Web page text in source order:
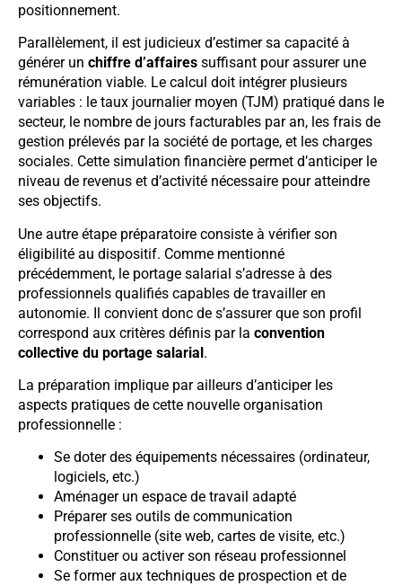
positionnement.
Parallèlement, il est judicieux d’estimer sa capacité à
générer un chiffre d’affaires suffisant pour assurer une
rémunération viable. Le calcul doit intégrer plusieurs
variables : le taux journalier moyen (TJM) pratiqué dans le
secteur, le nombre de jours facturables par an, les frais de
gestion prélevés par la société de portage, et les charges
sociales. Cette simulation financière permet d’anticiper le
niveau de revenus et d’activité nécessaire pour atteindre
ses objectifs.
Une autre étape préparatoire consiste à vérifier son
éligibilité au dispositif. Comme mentionné
précédemment, le portage salarial s’adresse à des
professionnels qualifiés capables de travailler en
autonomie. Il convient donc de s’assurer que son profil
correspond aux critères définis par la convention
collective du portage salarial.
La préparation implique par ailleurs d’anticiper les
aspects pratiques de cette nouvelle organisation
professionnelle :
Se doter des équipements nécessaires (ordinateur,
logiciels, etc.)
Aménager un espace de travail adapté
Préparer ses outils de communication
professionnelle (site web, cartes de visite, etc.)
Constituer ou activer son réseau professionnel
Se former aux techniques de prospection et de